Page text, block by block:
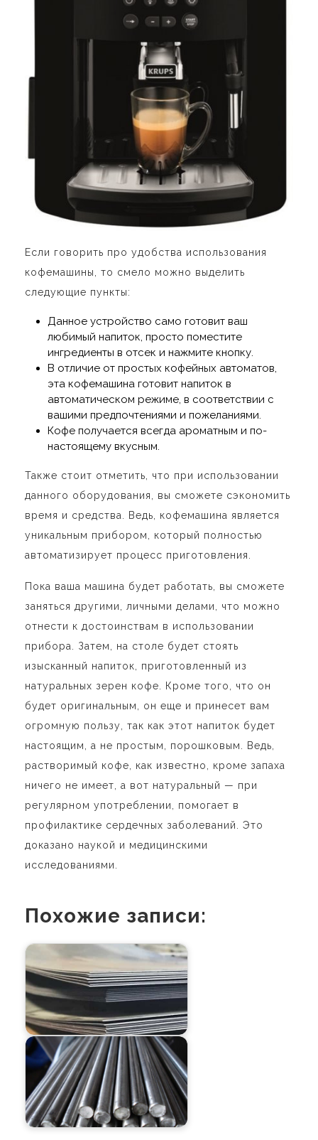
Если говорить про удобства использования
кофемашины, то смело можно выделить
следующие пункты:
Данное устройство само готовит ваш
любимый напиток, просто поместите
ингредиенты в отсек и нажмите кнопку.
В отличие от простых кофейных автоматов,
эта кофемашина готовит напиток в
автоматическом режиме, в соответствии с
вашими предпочтениями и пожеланиями.
Кофе получается всегда ароматным и по-
настоящему вкусным.
Также стоит отметить, что при использовании
данного оборудования, вы сможете сэкономить
время и средства. Ведь, кофемашина является
уникальным прибором, который полностью
автоматизирует процесс приготовления.
Пока ваша машина будет работать, вы сможете
заняться другими, личными делами, что можно
отнести к достоинствам в использовании
прибора. Затем, на столе будет стоять
изысканный напиток, приготовленный из
натуральных зерен кофе. Кроме того, что он
будет оригинальным, он еще и принесет вам
огромную пользу, так как этот напиток будет
настоящим, а не простым, порошковым. Ведь,
растворимый кофе, как известно, кроме запаха
ничего не имеет, а вот натуральный — при
регулярном употреблении, помогает в
профилактике сердечных заболеваний. Это
доказано наукой и медицинскими
исследованиями.
Похожие записи: